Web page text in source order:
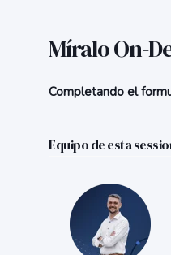
Míralo On-
Completando el
Equipo de esta